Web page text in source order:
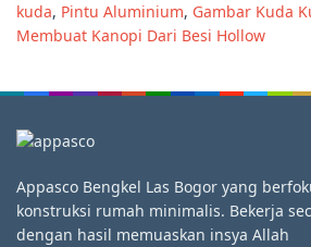
kuda, Pintu Aluminium, Gambar Kuda
Membuat Kanopi Dari Besi Hollow
Appasco Bengkel Las Bogor yang
konstruksi rumah minimalis. Bekerja
dengan hasil memuaskan insya Allah